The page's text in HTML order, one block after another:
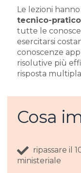
Le lezioni
tecnico-pratico
tutte le
esercitarsi
conoscenze
risolutive più
risposta
Cosa
ripassare il
ministeriale